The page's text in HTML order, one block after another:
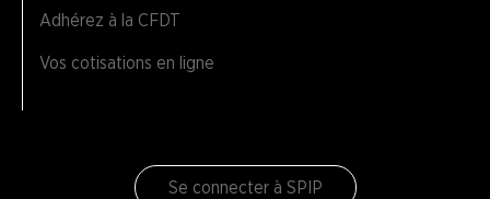
Adhérez à la CFDT
Vos cotisations en ligne
Se connecter à SPIP